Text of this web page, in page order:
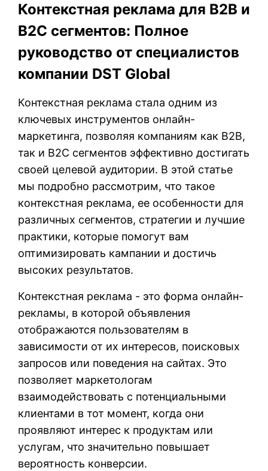
Контекстная реклама для B2B и
B2C сегментов: Полное
руководство от специалистов
компании DST Global
Контекстная реклама стала одним из
ключевых инструментов онлайн-
маркетинга, позволяя компаниям как B2B,
так и B2C сегментов эффективно достигать
своей целевой аудитории. В этой статье
мы подробно рассмотрим, что такое
контекстная реклама, ее особенности для
различных сегментов, стратегии и лучшие
практики, которые помогут вам
оптимизировать кампании и достичь
высоких результатов.
Контекстная реклама - это форма онлайн-
рекламы, в которой объявления
отображаются пользователям в
зависимости от их интересов, поисковых
запросов или поведения на сайтах. Это
позволяет маркетологам
взаимодействовать с потенциальными
клиентами в тот момент, когда они
проявляют интерес к продуктам или
услугам, что значительно повышает
вероятность конверсии.